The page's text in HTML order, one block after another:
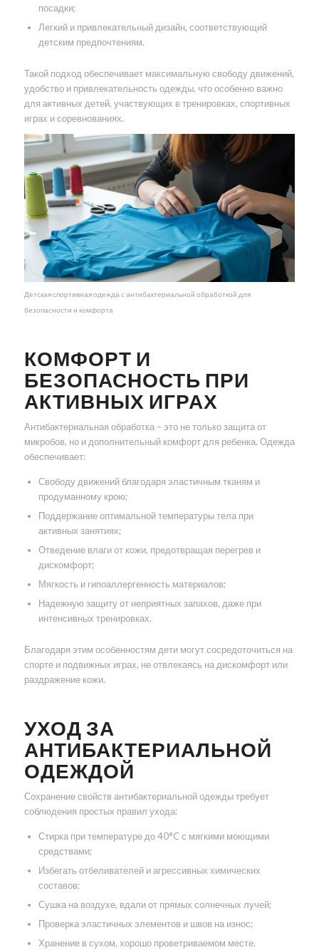
посадки;
Легкий и привлекательный дизайн, соответствующий
детским предпочтениям.
Такой подход обеспечивает максимальную свободу движений,
удобство и привлекательность одежды, что особенно важно
для активных детей, участвующих в тренировках, спортивных
играх и соревнованиях.
Детская спортивная одежда с антибактериальной обработкой для
безопасности и комфорта
КОМФОРТ И
БЕЗОПАСНОСТЬ ПРИ
АКТИВНЫХ ИГРАХ
Антибактериальная обработка – это не только защита от
микробов, но и дополнительный комфорт для ребенка. Одежда
обеспечивает:
Свободу движений благодаря эластичным тканям и
продуманному крою;
Поддержание оптимальной температуры тела при
активных занятиях;
Отведение влаги от кожи, предотвращая перегрев и
дискомфорт;
Мягкость и гипоаллергенность материалов;
Надежную защиту от неприятных запахов, даже при
интенсивных тренировках.
Благодаря этим особенностям дети могут сосредоточиться на
спорте и подвижных играх, не отвлекаясь на дискомфорт или
раздражение кожи.
УХОД ЗА
АНТИБАКТЕРИАЛЬНОЙ
ОДЕЖДОЙ
Сохранение свойств антибактериальной одежды требует
соблюдения простых правил ухода:
Стирка при температуре до 40°C с мягкими моющими
средствами;
Избегать отбеливателей и агрессивных химических
составов;
Сушка на воздухе, вдали от прямых солнечных лучей;
Проверка эластичных элементов и швов на износ;
Хранение в сухом, хорошо проветриваемом месте.